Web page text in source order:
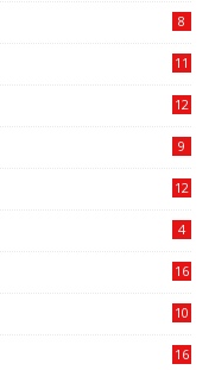
8
11
12
9
12
4
16
10
16